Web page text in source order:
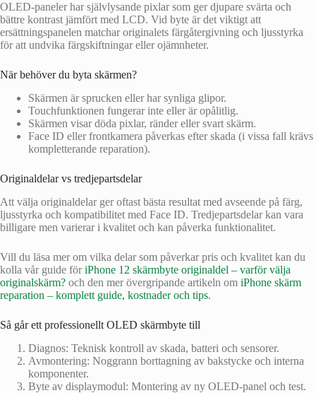
OLED-paneler har självlysande pixlar som ger djupare svärta och
bättre kontrast jämfört med LCD. Vid byte är det viktigt att
ersättningspanelen matchar originalets färgåtergivning och ljusstyrka
för att undvika färgskiftningar eller ojämnheter.
När behöver du byta skärmen?
Skärmen är sprucken eller har synliga glipor.
Touchfunktionen fungerar inte eller är opålitlig.
Skärmen visar döda pixlar, ränder eller svart skärm.
Face ID eller frontkamera påverkas efter skada (i vissa fall krävs
kompletterande reparation).
Originaldelar vs tredjepartsdelar
Att välja originaldelar ger oftast bästa resultat med avseende på färg,
ljusstyrka och kompatibilitet med Face ID. Tredjepartsdelar kan vara
billigare men varierar i kvalitet och kan påverka funktionalitet.
Vill du läsa mer om vilka delar som påverkar pris och kvalitet kan du
kolla vår guide föriPhone 12 skärmbyte originaldel – varför välja
originalskärm? och den mer övergripande artikeln om iPhone skärm
reparation – komplett guide, kostnader och tips.
Så går ett professionellt OLED skärmbyte till
Diagnos: Teknisk kontroll av skada, batteri och sensorer.
Avmontering: Noggrann borttagning av bakstycke och interna
komponenter.
Byte av displaymodul: Montering av ny OLED-panel och test.